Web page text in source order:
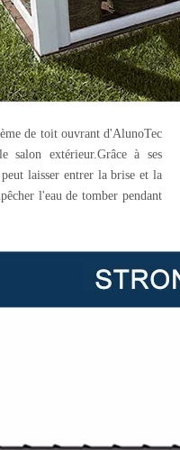
de toit ouvrant d'AlunoTec
salon extérieur.Grâce à ses
laisser entrer la brise et la
l'eau de tomber pendant